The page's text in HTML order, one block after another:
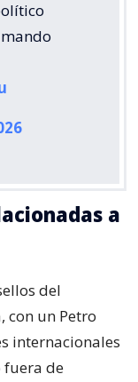
a
del
con un Petro
internacionales
fuera de